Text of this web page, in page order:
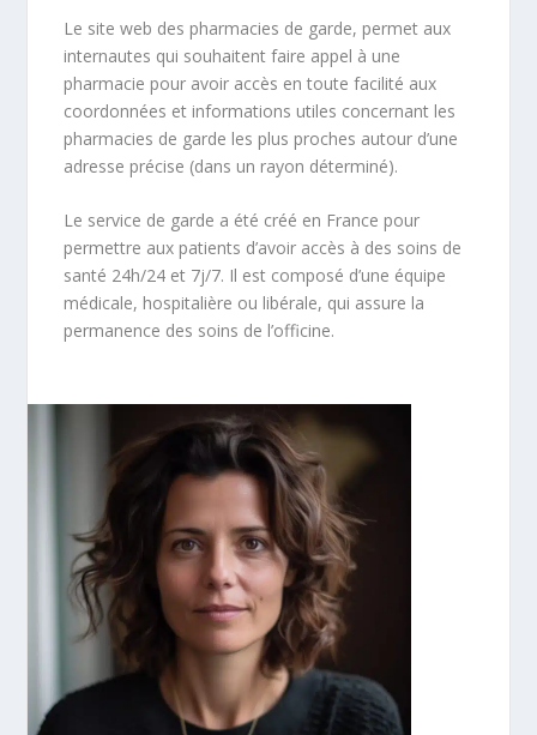
Le site web des pharmacies de garde, permet aux
internautes qui souhaitent faire appel à une
pharmacie pour avoir accès en toute facilité aux
coordonnées et informations utiles concernant les
pharmacies de garde les plus proches autour d’une
adresse précise (dans un rayon déterminé).
Le service de garde a été créé en France pour
permettre aux patients d’avoir accès à des soins de
santé 24h/24 et 7j/7. Il est composé d’une équipe
médicale, hospitalière ou libérale, qui assure la
permanence des soins de l’officine.